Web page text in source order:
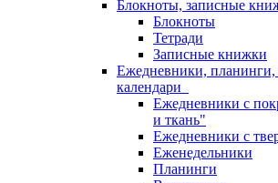
Блокноты, записные
Блокноты
Тетради
Записные книжки
Ежедневники, планинги,
календари
Ежедневники с
и ткань"
Ежедневники с
Еженедельники
Планинги